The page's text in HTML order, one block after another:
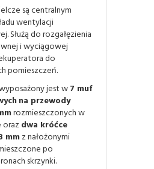
są centralnym
wentylacji
Służą do rozgałęzienia
i wyciągowej
do
pomieszczeń.
jest w7 muf
na przewody
rozmieszczonych w
orazdwa króćce
mmz nałożonymi
po
skrzynki.